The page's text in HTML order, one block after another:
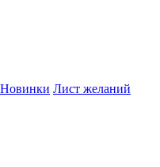
Новинки Лист желаний